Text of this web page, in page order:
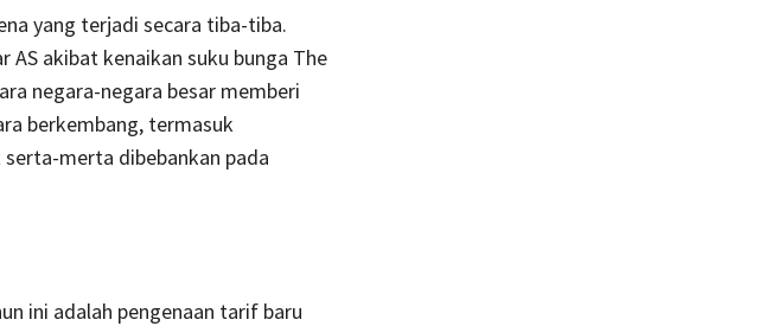
yang terjadi secara tiba-tiba.
akibat kenaikan suku bunga The
negara-negara besar memberi
berkembang, termasuk
serta-merta dibebankan pada
ini adalah pengenaan tarif baru